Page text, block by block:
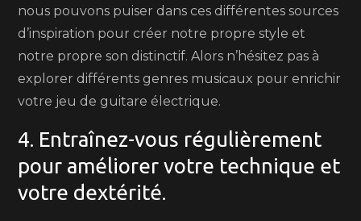
nous pouvons puiser dans ces différentes sources
d’inspiration pour créer notre propre style et
notre propre son distinctif. Alors n’hésitez pas à
explorer différents genres musicaux pour enrichir
votre jeu de guitare électrique.
4. Entraînez-vous régulièrement
pour améliorer votre technique et
votre dextérité.